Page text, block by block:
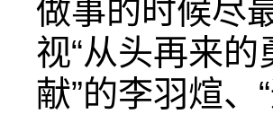
做事的时候尽
视“从头再来的
献”的李羽煊、